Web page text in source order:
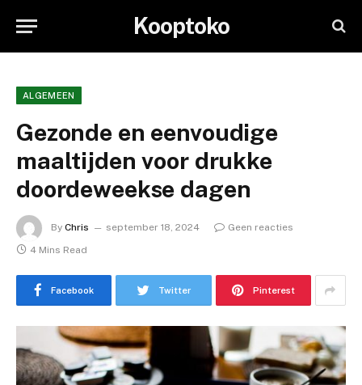
Kooptoko
ALGEMEEN
Gezonde en eenvoudige
maaltijden voor drukke
doordeweekse dagen
By Chris september 18, 2024
Geen reacties
4 Mins Read
Facebook Twitter Pinterest